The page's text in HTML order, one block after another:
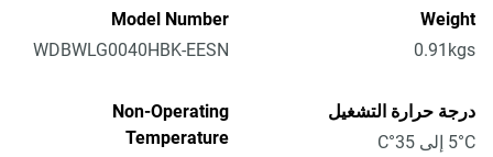
Weight
0.91kgs
Model Number
WDBWLG0040HBK-EESN
درجة حرارة التشغيل
5°C إلى 35°C
Non-Operating
Temperature